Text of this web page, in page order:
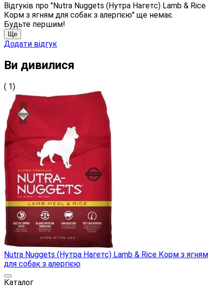
Відгуків про "Nutra Nuggets (Нутра Нагетс) Lamb & Rice
Корм ​​з ягням для собак з алергією" ще немає.
Будьте першим!
Ще
Додати відгук
Ви дивилися
( 1)
Nutra Nuggets (Нутра Нагетс) Lamb & Rice Корм ​​з ягням
для собак з алергією
Каталог